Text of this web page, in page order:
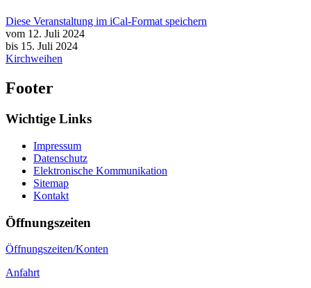
Diese Veranstaltung im iCal-Format speichern
vom 12. Juli 2024
bis 15. Juli 2024
Kirchweihen
Footer
Wichtige Links
Impressum
Datenschutz
Elektronische Kommunikation
Sitemap
Kontakt
Öffnungszeiten
Öffnungszeiten/Konten
Anfahrt